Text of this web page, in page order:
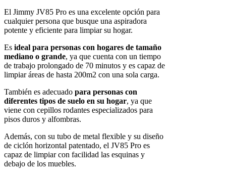
El Jimmy JV85 Pro es una excelente opción para
cualquier persona que busque una aspiradora
potente y eficiente para limpiar su hogar.
Es ideal para personas con hogares de tamaño
mediano o grande, ya que cuenta con un tiempo
de trabajo prolongado de 70 minutos y es capaz de
limpiar áreas de hasta 200m2 con una sola carga.
También es adecuado para personas con
diferentes tipos de suelo en su hogar, ya que
viene con cepillos rodantes especializados para
pisos duros y alfombras.
Además, con su tubo de metal flexible y su diseño
de ciclón horizontal patentado, el JV85 Pro es
capaz de limpiar con facilidad las esquinas y
debajo de los muebles.